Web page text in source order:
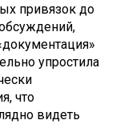
привязок до
упростила
что
видеть